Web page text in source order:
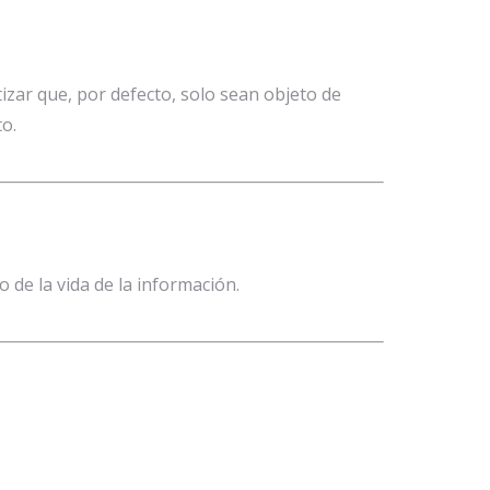
que, por defecto, solo sean objeto de
de la vida de la información.